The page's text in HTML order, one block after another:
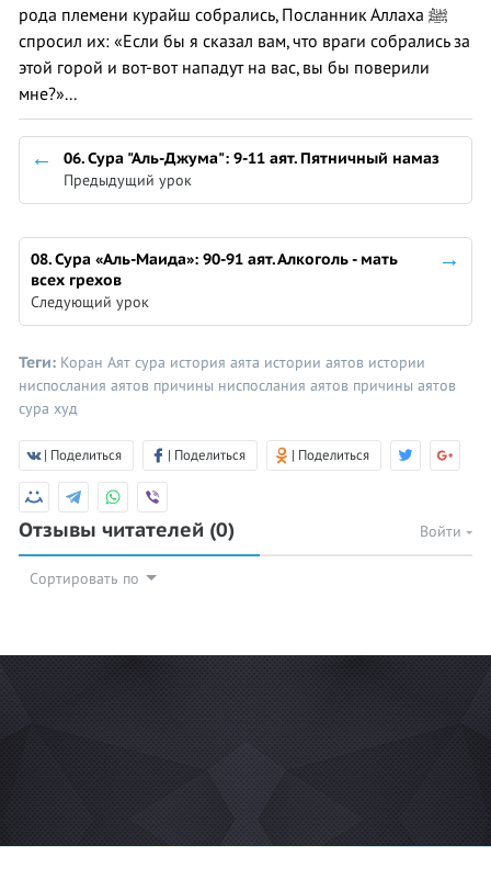
рода племени курайш собрались, Посланник Аллаха ﷺ
спросил их: «Если бы я сказал вам, что враги собрались за
этой горой и вот-вот нападут на вас, вы бы поверили
мне?»...
06. Сура "Аль-Джума": 9-11 аят. Пятничный намаз
Предыдущий урок
08. Сура «Аль-Маида»: 90-91 аят. Алкоголь - мать
всех грехов
Следующий урок
Теги: Коран Аят сура история аята истории аятов истории
ниспослания аятов причины ниспослания аятов причины аятов
сура худ
| Поделиться | Поделиться | Поделиться
Отзывы читателей (0) Войти
Сортировать по